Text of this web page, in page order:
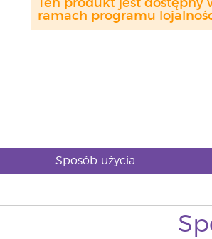
Ten produkt jest dostępny
ramach programu
Sposób użycia